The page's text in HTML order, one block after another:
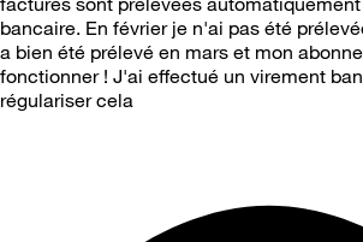
bancaire. En février je n'ai pas été
a bien été prélevé en mars et mon
fonctionner ! J'ai effectué un virement
régulariser cela